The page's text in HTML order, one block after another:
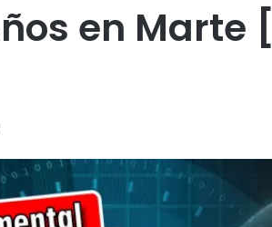
en Marte [